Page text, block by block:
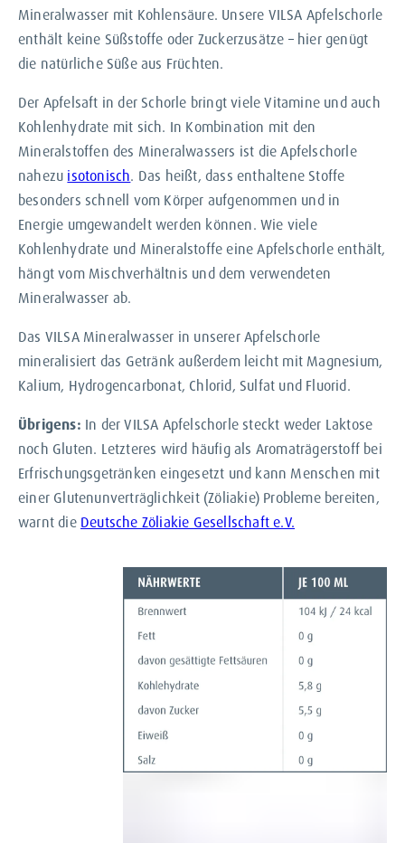
Mineralwasser mit Kohlensäure. Unsere VILSA Apfelschorle
enthält keine Süßstoffe oder Zuckerzusätze – hier genügt
die natürliche Süße aus Früchten.
Der Apfelsaft in der Schorle bringt viele Vitamine und auch
Kohlenhydrate mit sich. In Kombination mit den
Mineralstoffen des Mineralwassers ist die Apfelschorle
nahezu isotonisch. Das heißt, dass enthaltene Stoffe
besonders schnell vom Körper aufgenommen und in
Energie umgewandelt werden können. Wie viele
Kohlenhydrate und Mineralstoffe eine Apfelschorle enthält,
hängt vom Mischverhältnis und dem verwendeten
Mineralwasser ab.
Das VILSA Mineralwasser in unserer Apfelschorle
mineralisiert das Getränk außerdem leicht mit Magnesium,
Kalium, Hydrogencarbonat, Chlorid, Sulfat und Fluorid.
Übrigens: In der VILSA Apfelschorle steckt weder Laktose
noch Gluten. Letzteres wird häufig als Aromaträgerstoff bei
Erfrischungsgetränken eingesetzt und kann Menschen mit
einer Glutenunverträglichkeit (Zöliakie) Probleme bereiten,
warnt die Deutsche Zöliakie Gesellschaft e.V.
Neben Laktose und Gluten spielen auch
tierische Inhaltsstoffe eine Rolle bei
Apfelschorlen. Denn bei der Herstellung
des Apfelsafts wird häufig Gelatine zur
Klärung eingesetzt. Weil die Gelatine aber
nur ein Hilfsstoff bei der Produktion ist
Inhaltsstoff angeben. Wer sich vegan